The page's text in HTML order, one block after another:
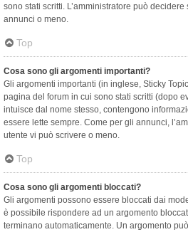
sono stati scritti. L’amministratore può
annunci o meno.
Top
Cosa sono gli argomenti importanti?
Gli argomenti importanti (in inglese, Sticky
pagina del forum in cui sono stati scritti (dopo
intuisce dal nome stesso, contengono
essere lette sempre. Come per gli annunci,
utente vi può scrivere o meno.
Top
Cosa sono gli argomenti bloccati?
Gli argomenti possono essere bloccati dai
è possibile rispondere ad un argomento
terminano automaticamente. Un argomento